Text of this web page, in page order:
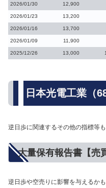
2026/01/30 12,900
2026/01/23 13,200
2026/01/16 13,700
2026/01/09 11,900
2025/12/26 13,000
日本光電工業（
逆日歩に関連するその他の指標等も
大量保有報告書【売
逆日歩や空売りに影響を与えるか